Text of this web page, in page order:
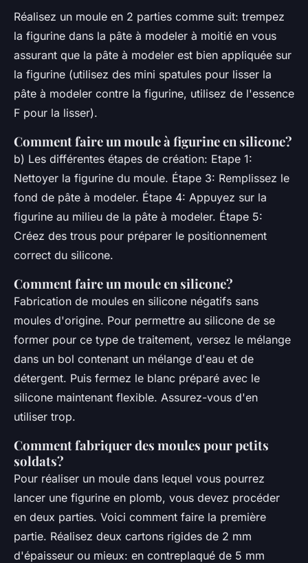
Réalisez un moule en 2 parties comme suit: trempez
la figurine dans la pâte à modeler à moitié en vous
assurant que la pâte à modeler est bien appliquée sur
la figurine (utilisez des mini spatules pour lisser la
pâte à modeler contre la figurine, utilisez de l'essence
F pour la lisser).
Comment faire un moule à figurine en silicone?
b) Les différentes étapes de création: Etape 1:
Nettoyer la figurine du moule. Étape 3: Remplissez le
fond de pâte à modeler. Étape 4: Appuyez sur la
figurine au milieu de la pâte à modeler. Étape 5:
Créez des trous pour préparer le positionnement
correct du silicone.
Comment faire un moule en silicone?
Fabrication de moules en silicone négatifs sans
moules d'origine. Pour permettre au silicone de se
former pour ce type de traitement, versez le mélange
dans un bol contenant un mélange d'eau et de
détergent. Puis fermez le blanc préparé avec le
silicone maintenant flexible. Assurez-vous d'en
utiliser trop.
Comment fabriquer des moules pour petits
soldats?
Pour réaliser un moule dans lequel vous pourrez
lancer une figurine en plomb, vous devez procéder
en deux parties. Voici comment faire la première
partie. Réalisez deux cartons rigides de 2 mm
d'épaisseur ou mieux: en contreplaqué de 5 mm